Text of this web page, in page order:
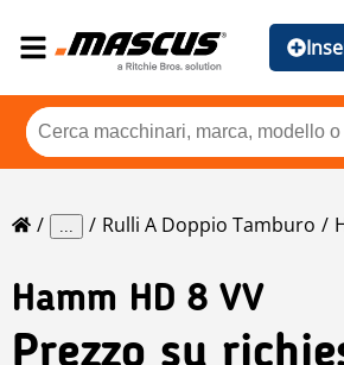
... Rulli A Doppio Tamburo
Hamm HD 8 VV